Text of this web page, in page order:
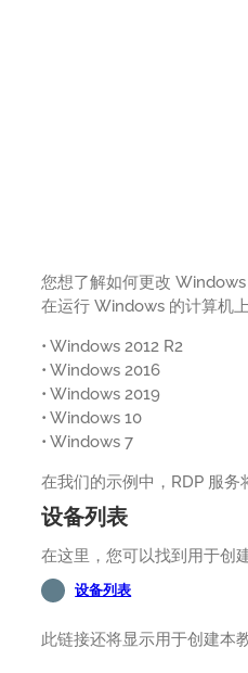
您想了解如何更改
在运行 Windows 的计算机
• Windows 2012 R2
• Windows 2016
• Windows 2019
• Windows 10
• Windows 7
在我们的示例中，RDP 服务
设备列表
在这里，您可以找到用于创
设备列表
此链接还将显示用于创建本